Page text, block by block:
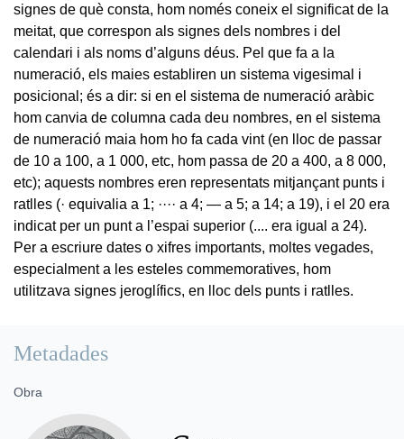
signes de què consta, hom només coneix el significat de la
meitat, que correspon als signes dels nombres i del
calendari i als noms d’alguns déus. Pel que fa a la
numeració, els maies establiren un sistema vigesimal i
posicional; és a dir: si en el sistema de numeració aràbic
hom canvia de columna cada deu nombres, en el sistema
de numeració maia hom ho fa cada vint (en lloc de passar
de 10 a 100, a 1 000, etc, hom passa de 20 a 400, a 8 000,
etc); aquests nombres eren representats mitjançant punts i
ratlles (· equivalia a 1; ···· a 4; — a 5; a 14; a 19), i el 20 era
indicat per un punt a l’espai superior (.... era igual a 24).
Per a escriure dates o xifres importants, moltes vegades,
especialment a les esteles commemoratives, hom
utilitzava signes jeroglífics, en lloc dels punts i ratlles.
Metadades
Obra